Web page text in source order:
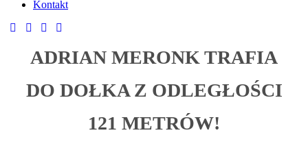
Kontakt
ADRIAN MERONK TRAFIA
DO DOŁKA Z ODLEGŁOŚCI
121 METRÓW!